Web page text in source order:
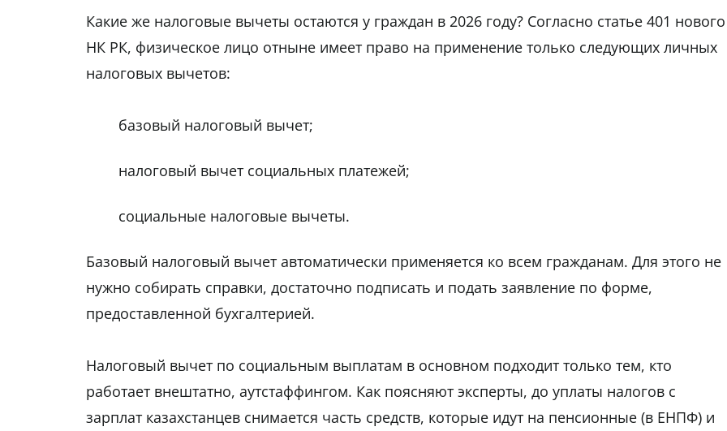
Какие же налоговые вычеты остаются у граждан в 2026 году? Согласно статье 401 нового
НК РК, физическое лицо отныне имеет право на применение только следующих личных
налоговых вычетов:
базовый налоговый вычет;
налоговый вычет социальных платежей;
социальные налоговые вычеты.
Базовый налоговый вычет автоматически применяется ко всем гражданам. Для этого не
нужно собирать справки, достаточно подписать и подать заявление по форме,
предоставленной бухгалтерией.
Налоговый вычет по социальным выплатам в основном подходит только тем, кто
работает внештатно, аутстаффингом. Как поясняют эксперты, до уплаты налогов с
зарплат казахстанцев снимается часть средств, которые идут на пенсионные (в ЕНПФ) и